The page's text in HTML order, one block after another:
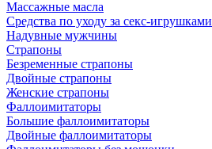
Массажные масла
Средства по уходу за секс-игрушками
Надувные мужчины
Страпоны
Безременные страпоны
Двойные страпоны
Женские страпоны
Фаллоимитаторы
Большие фаллоимитаторы
Двойные фаллоимитаторы